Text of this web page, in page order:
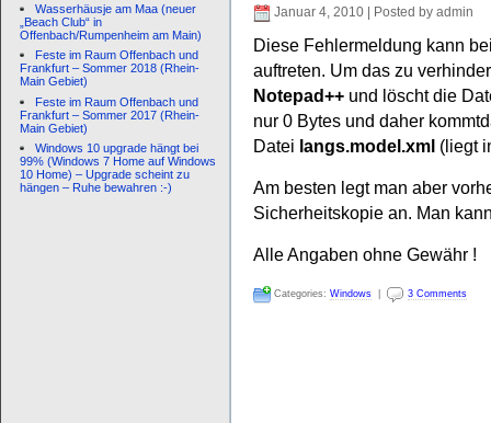
Wasserhäusje am Maa (neuer
„Beach Club“ in
Offenbach/Rumpenheim am Main)
Feste im Raum Offenbach und
Frankfurt – Sommer 2018 (Rhein-
Main Gebiet)
Feste im Raum Offenbach und
Frankfurt – Sommer 2017 (Rhein-
Main Gebiet)
Windows 10 upgrade hängt bei
99% (Windows 7 Home auf Windows
10 Home) – Upgrade scheint zu
hängen – Ruhe bewahren :-)
Januar 4, 2010 | Posted by admin
Diese Fehlermeldung kann
auftreten. Um das zu
Notepad++ und löscht die
nur 0 Bytes und daher
Datei langs.model.xml (liegt
Am besten legt man aber
Sicherheitskopie an. Man
Alle Angaben ohne Gewähr !
Categories: Windows 3 Comments